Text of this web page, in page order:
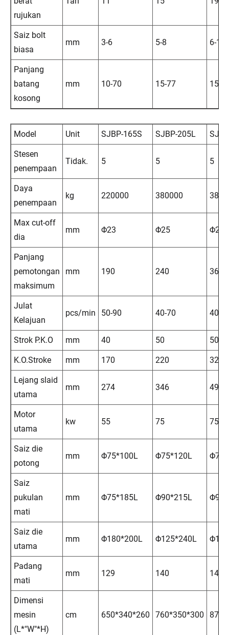
rujukan
Saiz bolt
biasa
mm 3-6 5-8 6-10
Panjang
batang
kosong
mm 10-70 15-77 15-
Model Unit SJBP-165S SJBP-205L
Stesen
penempaan
Tidak. 5 5 5
Daya
penempaan
kg 220000 380000
Max cut-off
dia
mm Φ23 Φ25 Φ25
Panjang
pemotongan
maksimum
mm 190 240 360
Julat
Kelajuan
pcs/min 50-90 40-70 40-
Strok P.K.O mm 40 50 50
K.O.Stroke mm 170 220 325
Lejang slaid
utama
mm 274 346 496
Motor
utama
kw 55 75 75
Saiz die
potong
mm Φ75*100L Φ75*120L
Saiz
pukulan
mati
mm Φ75*185L Φ90*215L
Saiz die
utama
mm Φ180*200L Φ125*240L
Padang
mati
mm 129 140 140
Dimensi
mesin
(L*"W"*H)
cm 650*340*260 760*350*300